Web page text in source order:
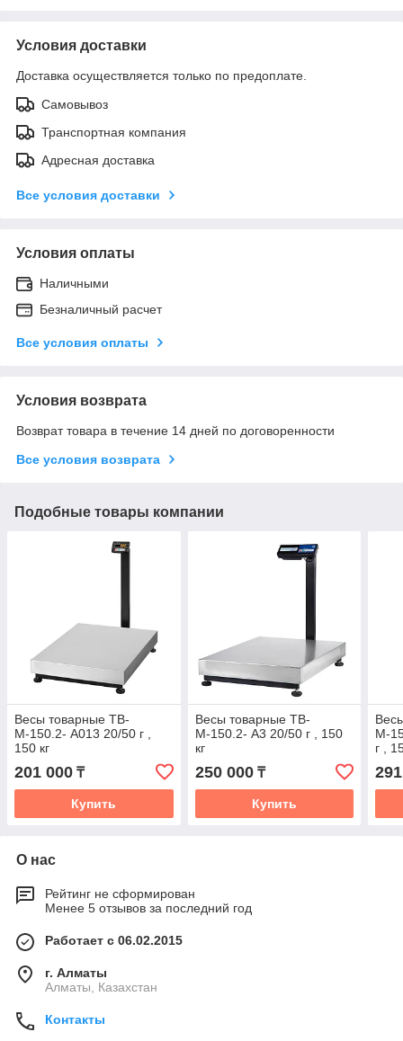
Условия доставки
Доставка осуществляется только по предоплате.
Самовывоз
Транспортная компания
Адресная доставка
Все условия доставки
Условия оплаты
Наличными
Безналичный расчет
Все условия оплаты
Условия возврата
Возврат товара в течение 14 дней по договоренности
Все условия возврата
Подобные товары компании
Весы товарные TB-
М-150.2- А013 20/50 г ,
150 кг
201 000 ₸
Купить
Весы товарные TB-
М-150.2- А3 20/50 г , 150
кг
250 000₸
Купить
М-
г ,
О нас
Рейтинг не сформирован
Менее 5 отзывов за последний год
Работает с 06.02.2015
г. Алматы
Алматы, Казахстан
Контакты